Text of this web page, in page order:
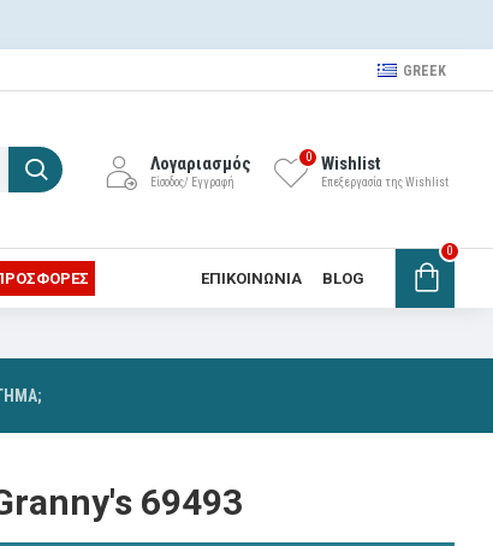
GREEK
Λογαριασμός
Είσοδος/ Εγγραφή
Wishlist
Επεξεργασία της Wishlist
0
ΕΠΙΚΟΙΝΩΝΊΑ BLOG
0
69493